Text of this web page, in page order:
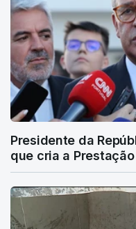
Presidente da
que cria a